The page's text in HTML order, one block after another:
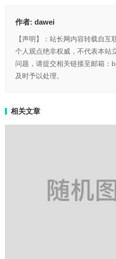
作者: dawei
【声明】：站长网内容转载自
个人观点绝非权威，不代表本站
问题，请提交相关链接至邮箱：
及时予以处理。
相关文章